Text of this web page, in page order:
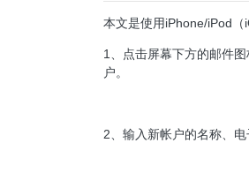
本文是使用iPhone/iPod（
1、点击屏幕下方的邮件
户。
2、输入新帐户的名称、